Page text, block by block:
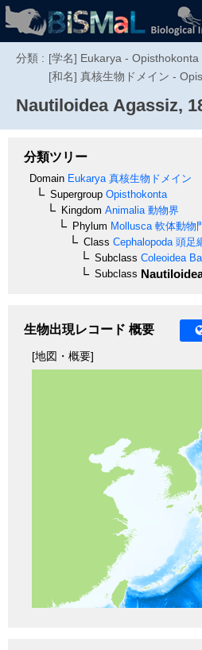
分類 : [学名] Eukarya -
[和名] 真核生物ドメイン -
NautiloideaAgassiz,
分類ツリー
Domain Eukarya 真核生物ドメイン
Supergroup Opisthokonta
Kingdom Animalia 動物界
Phylum Mollusca 軟体動物
Class Cephalopoda 頭足
Subclass Coleoidea
Subclass
生物出現レコード 概要
[地図・概要]